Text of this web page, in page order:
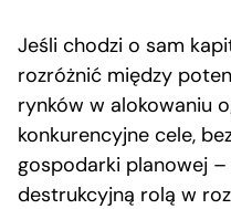
Jeśli chodzi o sam
rozróżnić między
rynków w alokowaniu
konkurencyjne cele,
gospodarki planowej
destrukcyjną rolą w